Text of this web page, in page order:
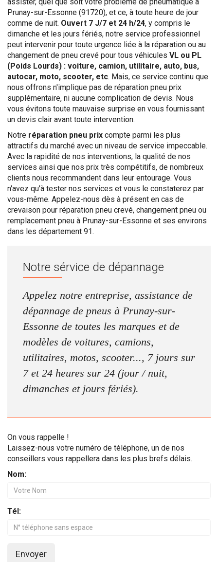
Prunay-sur-Essonne (91720), et ce, à toute heure de jour
comme de nuit. Ouvert 7 J/7 et 24 h/24, y compris le
dimanche et les jours fériés, notre service professionnel
peut intervenir pour toute urgence liée à la réparation ou au
changement de pneu crevé pour tous véhicules VL ou PL
(Poids Lourds) : voiture, camion, utilitaire, auto, bus,
autocar, moto, scooter, etc. Mais, ce service continu que
nous offrons n'implique pas de réparation pneu prix
supplémentaire, ni aucune complication de devis. Nous
vous évitons toute mauvaise surprise en vous fournissant
un devis clair avant toute intervention.
Notre réparation pneu prix compte parmi les plus
attractifs du marché avec un niveau de service impeccable.
Avec la rapidité de nos interventions, la qualité de nos
services ainsi que nos prix très compétitifs, de nombreux
clients nous recommandent dans leur entourage. Vous
n'avez qu'à tester nos services et vous le constaterez par
vous-même. Appelez-nous dès à présent en cas de
crevaison pour réparation pneu crevé, changement pneu ou
remplacement pneu à Prunay-sur-Essonne et ses environs
dans les département 91.
Notre sérvice de dépannage
Appelez notre entreprise, assistance de
dépannage de pneus à Prunay-sur-
Essonne de toutes les marques et de
modèles de voitures, camions,
utilitaires, motos, scooter..., 7 jours sur
7 et 24 heures sur 24 (jour / nuit,
dimanches et jours fériés).
On vous rappelle !
Laissez-nous votre numéro de téléphone, un de nos
conseillers vous rappellera dans les plus brefs délais.
Nom:
Tél:
Envoyer